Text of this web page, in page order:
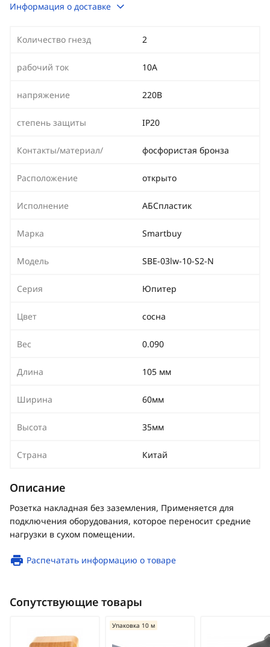
Информация о доставке
Количество гнезд 2
рабочий ток 10А
напряжение 220В
степень защиты IP20
Контакты/материал/ фосфористая бронза
Расположение открыто
Исполнение АБСпластик
Марка Smartbuy
Модель SBE-03lw-10-S2-N
Серия Юпитер
Цвет сосна
Вес 0.090
Длина 105 мм
Ширина 60мм
Высота 35мм
Страна Китай
Описание
Розетка накладная без заземления, Применяется для
подключения оборудования, которое переносит средние
нагрузки в сухом помещении.
Распечатать информацию о товаре
Сопутствующие товары
Упаковка 10 м